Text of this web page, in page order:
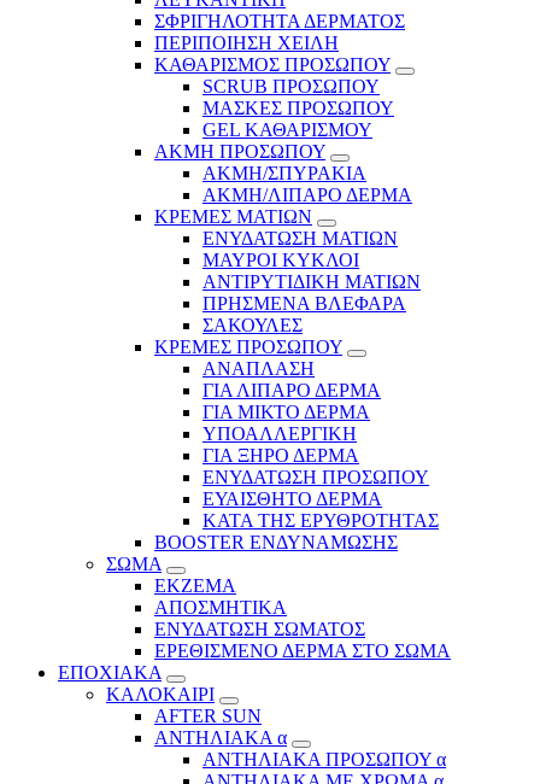
ΣΦΡΙΓΗΛΟΤΗΤΑ ΔΕΡΜΑΤΟΣ
ΠΕΡΙΠΟΙΗΣΗ ΧΕΙΛΗ
ΚΑΘΑΡΙΣΜΟΣ ΠΡΟΣΩΠΟΥ
SCRUB ΠΡΟΣΩΠΟΥ
ΜΑΣΚΕΣ ΠΡΟΣΩΠΟΥ
GEL ΚΑΘΑΡΙΣΜΟΥ
ΑΚΜΗ ΠΡΟΣΩΠΟΥ
ΑΚΜΗ/ΣΠΥΡΑΚΙΑ
ΑΚΜΗ/ΛΙΠΑΡΟ ΔΕΡΜΑ
ΚΡΕΜΕΣ ΜΑΤΙΩΝ
ΕΝΥΔΑΤΩΣΗ ΜΑΤΙΩΝ
ΜΑΥΡΟΙ ΚΥΚΛΟΙ
ΑΝΤΙΡΥΤΙΔΙΚΗ ΜΑΤΙΩΝ
ΠΡΗΣΜΕΝΑ ΒΛΕΦΑΡΑ
ΣΑΚΟΥΛΕΣ
ΚΡΕΜΕΣ ΠΡΟΣΩΠΟΥ
ΑΝΑΠΛΑΣΗ
ΓΙΑ ΛΙΠΑΡΟ ΔΕΡΜΑ
ΓΙΑ ΜΙΚΤΟ ΔΕΡΜΑ
ΥΠΟΑΛΛΕΡΓΙΚΗ
ΓΙΑ ΞΗΡΟ ΔΕΡΜΑ
ΕΝΥΔΑΤΩΣΗ ΠΡΟΣΩΠΟΥ
ΕΥΑΙΣΘΗΤΟ ΔΕΡΜΑ
ΚΑΤΑ ΤΗΣ ΕΡΥΘΡΟΤΗΤΑΣ
BOOSTER ΕΝΔΥΝΑΜΩΣΗΣ
ΣΩΜΑ
ΕΚΖΕΜΑ
ΑΠΟΣΜΗΤΙΚΑ
ΕΝΥΔΑΤΩΣΗ ΣΩΜΑΤΟΣ
ΕΡΕΘΙΣΜΕΝΟ ΔΕΡΜΑ ΣΤΟ ΣΩΜΑ
ΕΠΟΧΙΑΚΑ
ΚΑΛΟΚΑΙΡΙ
AFTER SUN
ΑΝΤΗΛΙΑΚΑ α
ΑΝΤΗΛΙΑΚΑ ΠΡΟΣΩΠΟΥ α